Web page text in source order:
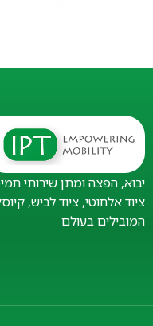
יבוא, הפצה ומתן שירותי
ציוד אלחוטי, ציוד לביש,
המובילים בעולם